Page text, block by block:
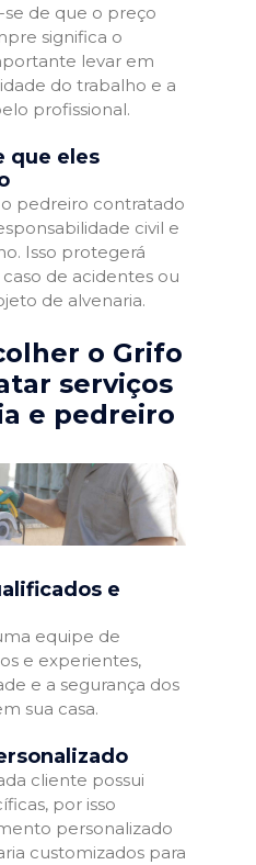
de que o preço
significa o
levar em
do trabalho e a
profissional.
que eles
pedreiro contratado
civil e
Isso protegerá
de acidentes ou
de alvenaria.
o Grifo
serviços
e pedreiro
e
equipe de
e experientes,
e a segurança dos
sua casa.
cliente possui
por isso
personalizado
customizados para